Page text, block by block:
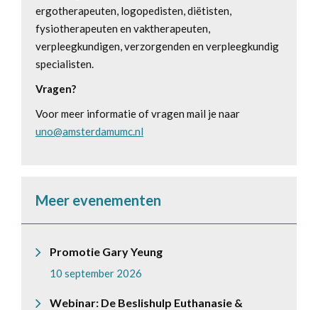
ergotherapeuten, logopedisten, diëtisten,
fysiotherapeuten en vaktherapeuten,
verpleegkundigen, verzorgenden en verpleegkundig
specialisten.
Vragen?
Voor meer informatie of vragen mail je naar
uno@amsterdamumc.nl
Meer evenementen
Promotie Gary Yeung
10 september 2026
Webinar: De Beslishulp Euthanasie &